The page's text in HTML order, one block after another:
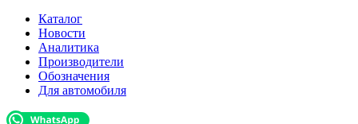
Каталог
Новости
Аналитика
Производители
Обозначения
Для автомобиля